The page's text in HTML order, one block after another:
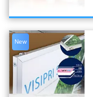
New